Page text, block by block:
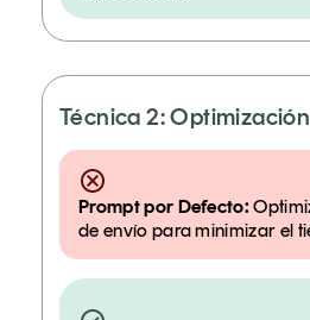
Técnica 2:
Prompt por Defecto:
de envío para minimizar el